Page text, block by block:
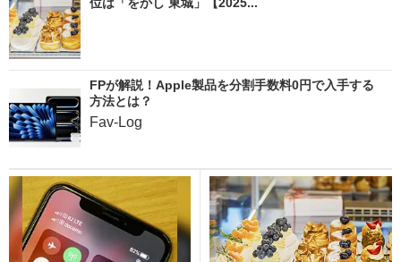
FPが解説！Apple製品を分割手数料0円で入手する
方法とは？
Fav-Log